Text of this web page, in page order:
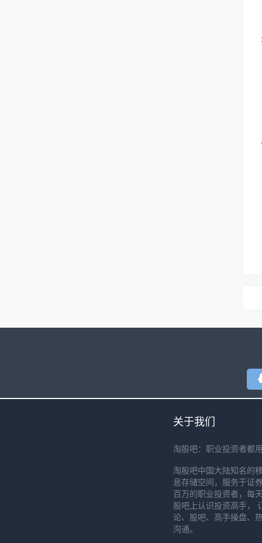
关于我们
淘股吧：职业投资者都
淘股吧中国大陆知名的
息存储空间，服务于证
百万的职业投资者，每
股吧上认识投资高手，
论、股吧、高手操盘、
沟通。